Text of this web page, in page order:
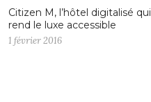
Citizen M, l’hôtel digitalisé qui
rend le luxe accessible
1 février 2016